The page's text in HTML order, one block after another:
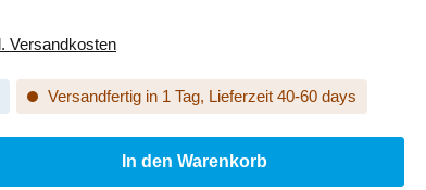
Versandkosten
Versandfertig in 1 Tag, Lieferzeit 40-60 days
Gib den gewünschten Wert ein
In den Warenkorb